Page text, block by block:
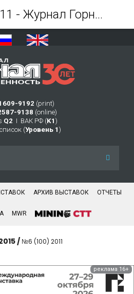
9192 (print)
9138 (online)
Q2 Ι ВАК РФ (K1 )
(Уровень 1 )
АРХИВ ВЫСТАВОК ОТЧЕТЫ
MWR
/ №6 (100) 2011
реклама 16+
№6 (100) 2011 - Журнал Горная промышленность